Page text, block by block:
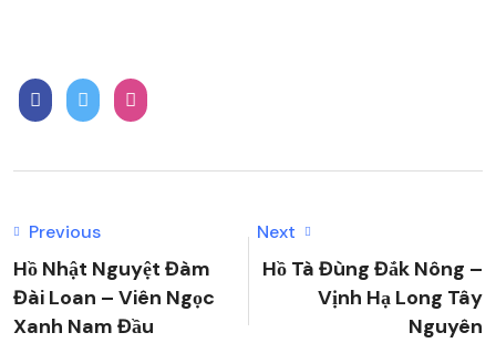
Previous
Hồ Nhật Nguyệt Đàm
Đài Loan – Viên Ngọc
Xanh Nam Đầu
Next
Hồ Tà Đùng Đắk Nông –
Vịnh Hạ Long Tây
Nguyên